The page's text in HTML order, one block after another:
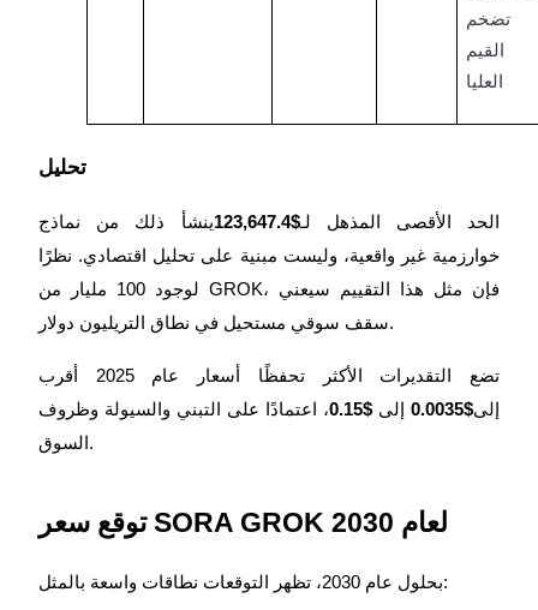
Deposit CASHCAT & Win
Share 500000 CASHCAT prize pool
Exclusive for BitMart Users
Register & Trade to Win 500,000 USDT
USDT New User Exclusive 10% APR
تضخم
القيم
العليا
تحليل
الحد الأقصى المذهل لـ$123,647.4
ينشأ ذلك من نماذج
خوارزمية غير واقعية، وليست مبنية على تحليل اقتصادي. نظرًا
لوجود 100 مليار من GROK، فإن مثل هذا التقييم سيعني
سقف سوقي مستحيل في نطاق التريليون دولار.
تضع التقديرات الأكثر تحفظًا أسعار عام 2025 أقرب
إلى$0.0035 إلى $0.15
، اعتمادًا على التبني والسيولة وظروف
السوق.
توقع سعر SORA GROK لعام 2030
بحلول عام 2030، تظهر التوقعات نطاقات واسعة بالمثل: